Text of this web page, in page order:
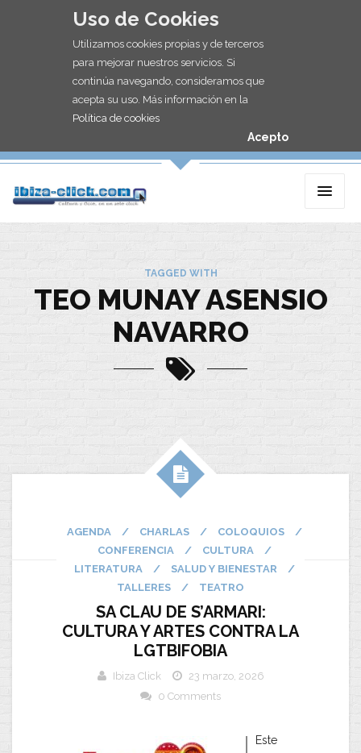
Uso de Cookies
Utilizamos cookies propias y de terceros
para mejorar nuestros servicios. Si
continúa navegando, consideramos que
acepta su uso. Más información en la
Política de cookies
Acepto
TAGGED WITH
TEO MUNAY ASENSIO
NAVARRO
AGENDA / CHARLAS / COLOQUIOS
/
CONFERENCIA
/ CULTURA
/
LITERATURA
/ SALUD Y BIENESTAR
/
TALLERES
/ TEATRO
SA CLAU DE S’ARMARI:
CULTURA Y ARTES CONTRA LA
LGTBIFOBIA
Ibiza Click
23 marzo, 2026
0 Comments
​Este